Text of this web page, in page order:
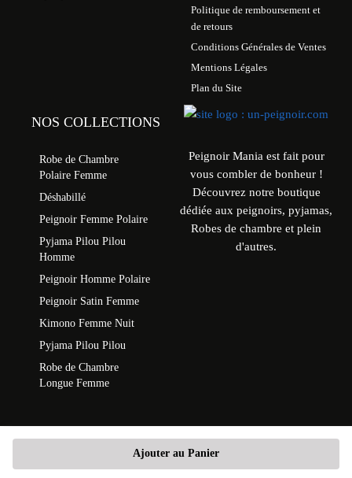
Ajouter au Panier
Politique de remboursement et
de retours
Conditions Générales de Ventes
Mentions Légales
Plan du Site
NOS COLLECTIONS
Robe de Chambre
Polaire Femme
Déshabillé
Peignoir Femme Polaire
Pyjama Pilou Pilou
Homme
Peignoir Homme Polaire
Peignoir Satin Femme
Kimono Femme Nuit
Pyjama Pilou Pilou
Robe de Chambre
Longue Femme
Peignoir Mania est fait pour
vous combler de bonheur !
Découvrez notre boutique
dédiée aux peignoirs, pyjamas,
Robes de chambre et plein
d'autres.